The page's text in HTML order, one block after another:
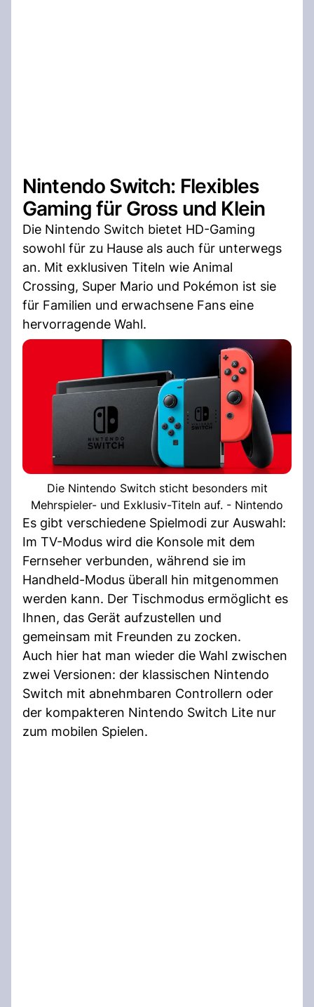
Nintendo Switch: Flexibles
Gaming für Gross und Klein
Die Nintendo Switch bietet HD-Gaming
sowohl für zu Hause als auch für unterwegs
an. Mit exklusiven Titeln wie Animal
Crossing, Super Mario und Pokémon ist sie
für Familien und erwachsene Fans eine
hervorragende Wahl.
Die Nintendo Switch sticht besonders mit
Mehrspieler- und Exklusiv-Titeln auf. - Nintendo
Es gibt verschiedene Spielmodi zur Auswahl:
Im TV-Modus wird die Konsole mit dem
Fernseher verbunden, während sie im
Handheld-Modus überall hin mitgenommen
werden kann. Der Tischmodus ermöglicht es
Ihnen, das Gerät aufzustellen und
gemeinsam mit Freunden zu zocken.
Auch hier hat man wieder die Wahl zwischen
zwei Versionen: der klassischen Nintendo
Switch mit abnehmbaren Controllern oder
der kompakteren Nintendo Switch Lite nur
zum mobilen Spielen.